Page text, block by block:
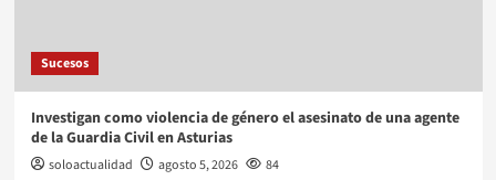
Sucesos
Investigan como violencia de género el asesinato de una agente
de la Guardia Civil en Asturias
soloactualidad agosto 5, 2026 84